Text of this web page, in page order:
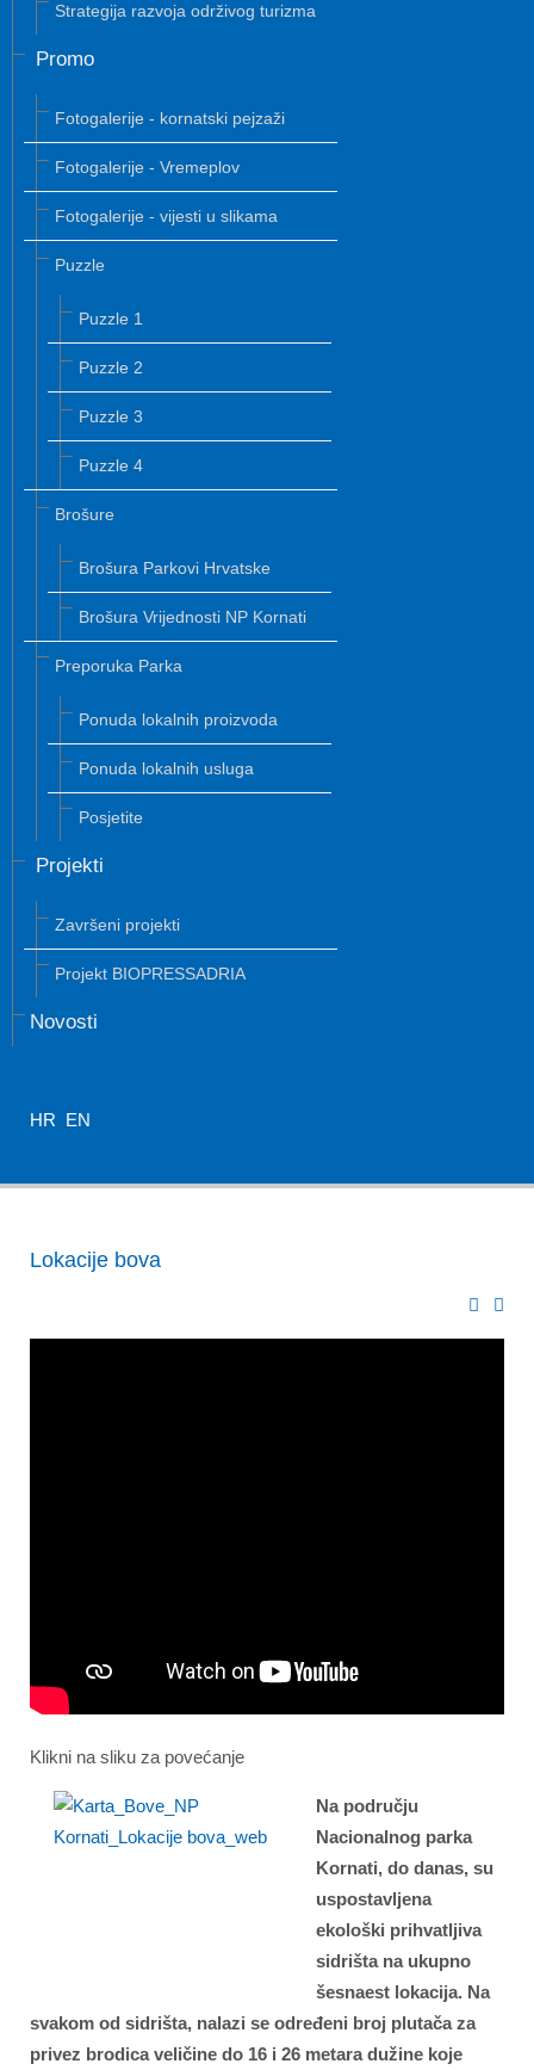
Strategija razvoja održivog turizma
Promo
Fotogalerije - kornatski pejzaži
Fotogalerije - Vremeplov
Fotogalerije - vijesti u slikama
Puzzle
Puzzle 1
Puzzle 2
Puzzle 3
Puzzle 4
Brošure
Brošura Parkovi Hrvatske
Brošura Vrijednosti NP Kornati
Preporuka Parka
Ponuda lokalnih proizvoda
Ponuda lokalnih usluga
Posjetite
Projekti
Završeni projekti
Projekt BIOPRESSADRIA
Novosti
HR EN
Lokacije bova
Klikni na sliku za povećanje
Na području
Nacionalnog parka
Kornati, do danas, su
uspostavljena
ekološki prihvatljiva
sidrišta na ukupno
šesnaest lokacija. Na
svakom od sidrišta, nalazi se određeni broj plutača za
privez brodica veličine do 16 i 26 metara dužine koje